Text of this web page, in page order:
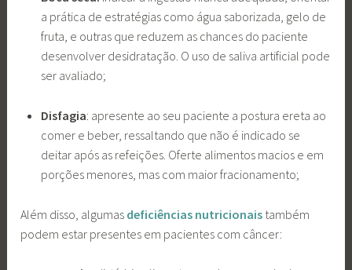
a prática de estratégias como água saborizada, gelo de
fruta, e outras que reduzem as chances do paciente
desenvolver desidratação. O uso de saliva artificial pode
ser avaliado;
Disfagia: apresente ao seu paciente a postura ereta ao
comer e beber, ressaltando que não é indicado se
deitar após as refeições. Oferte alimentos macios e em
porções menores, mas com maior fracionamento;
Além disso, algumas deficiências nutricionais também
podem estar presentes em pacientes com câncer: